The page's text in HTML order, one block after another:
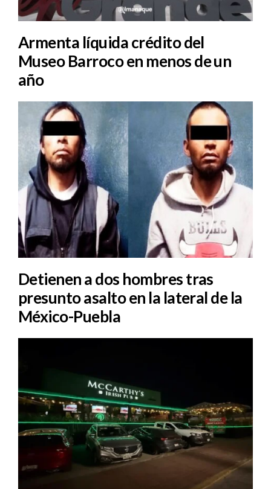
Armenta líquida crédito del
Museo Barroco en menos de un
año
Detienen a dos hombres tras
presunto asalto en la lateral de la
México-Puebla